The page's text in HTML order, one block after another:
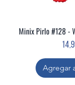
Vista
Minix Pirlo #128 -
Agregar